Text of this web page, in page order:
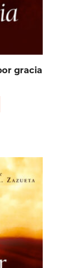
gracia